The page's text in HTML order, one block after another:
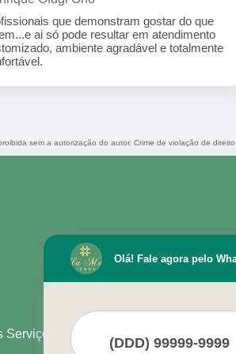
é a arte! Que eles sabem cuida com
carinho, cuidado e dedicação total
sem a autorização do autor. Crime de violação de
Serviços
Olá! Fale agora pelo